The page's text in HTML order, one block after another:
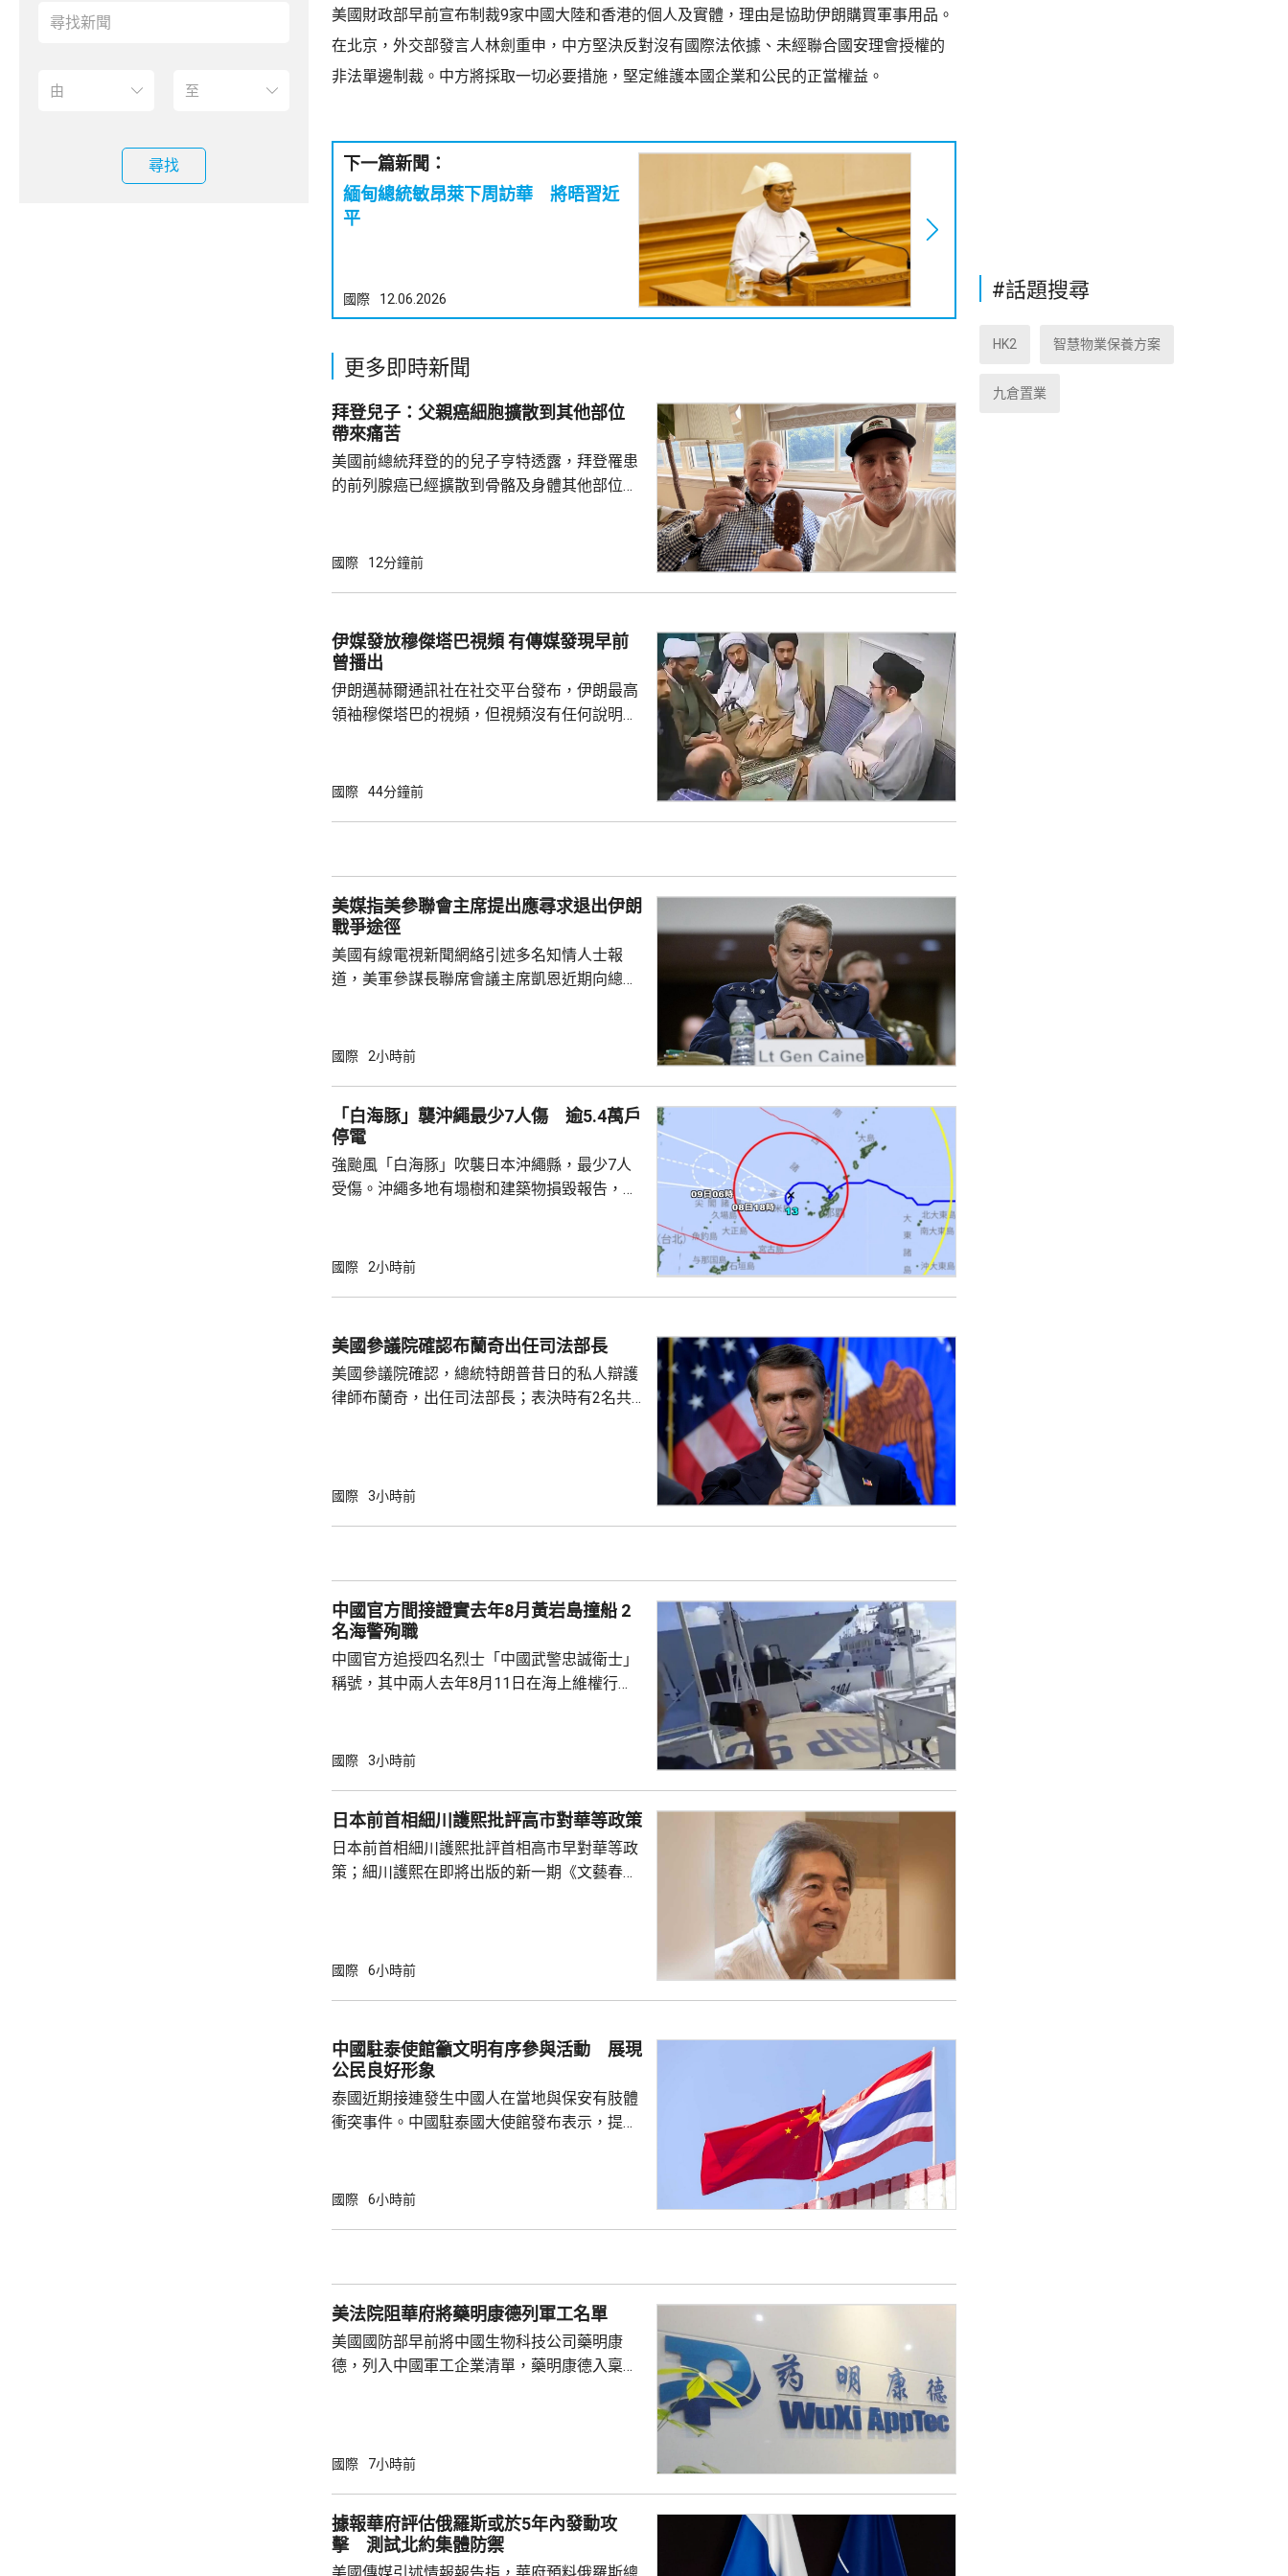
尋找
美國財政部早前宣布制裁9家中國大陸和香港的個人及實體，理由是協助伊朗購買軍事用品。
在北京，外交部發言人林劍重申，中方堅決反對沒有國際法依據、未經聯合國安理會授權的
非法單邊制裁。中方將採取一切必要措施，堅定維護本國企業和公民的正當權益。
下一篇新聞：
緬甸總統敏昂萊下周訪華 將晤習近
平
國際 12.06.2026
更多即時新聞
拜登兒子：父親癌細胞擴散到其他部位
帶來痛苦
美國前總統拜登的的兒子亨特透露，拜登罹患
的前列腺癌已經擴散到骨骼及身體其他部位，
人非常難過，指癌細胞已經擴散，在很多方面
紀最大的總統，在4年任期內，他的年齡及健
康狀況一直受關注。他前年6月同當時的共和
國際 12分鐘前
伊媒發放穆傑塔巴視頻 有傳媒發現早前
曾播出
伊朗邁赫爾通訊社在社交平台發布，伊朗最高
領袖穆傑塔巴的視頻，但視頻沒有任何說明，
於穆傑塔巴的紀錄片中出現過，當時穆傑塔巴
已被緊急送往醫院，可能隨時死亡。 穆傑塔巴
3月接替亡父哈梅內伊出任伊朗最高領...
國際 44分鐘前
美媒指美參聯會主席提出應尋求退出伊朗
戰爭途徑
美國有線電視新聞網絡引述多名知情人士報
道，美軍參謀長聯席會議主席凱恩近期向總統
討，表達對升級伊朗軍事行動的憂慮，並提出
朗，來達成作戰目標，但凱恩等官員認為不太
可能實現。他們希望讓特朗普意識到，即便是
小規模的軍事升級也可能引發負面效應，...
國際 2小時前
「白海豚」襲沖繩最少7人傷 逾5.4萬戶
停電
強颱風「白海豚」吹襲日本沖繩縣，最少7人
受傷。沖繩多地有塌樹和建築物損毀報告，有
縣奄美群島亦有近4萬戶停電，幾百人疏散到
最大風速每小時162公里，陣風最大風速每小
時216公里。沖繩部分地區24小時雨量超過
200毫米，預計「白海豚」移動速...
國際 2小時前
美國參議院確認布蘭奇出任司法部長
美國參議院確認，總統特朗普昔日的私人辯護
律師布蘭奇，出任司法部長；表決時有2名共
邦迪後，由52歲的布蘭奇擔任代理司法部長。
國際 3小時前
中國官方間接證實去年8月黃岩島撞船 2
名海警殉職
中國官方追授四名烈士「中國武警忠誠衛士」
稱號，其中兩人去年8月11日在海上維權行動
意味中國時隔一年首次間接證實撞船事件造成
去年8月11日參與南海一線維權行動犧牲，被
追記一等功。25歲的程龍同日在海上維權行動
中不幸犧牲，同樣追記一等功。...
國際 3小時前
日本前首相細川護熙批評高市對華等政策
日本前首相細川護熙批評首相高市早對華等政
策；細川護熙在即將出版的新一期《文藝春
施，打破僵局，難免被批評是不負責任。他認
方面，看不出有什麼戰略。 對於上月國會通過
修改後的新版《皇室典範》，細川批評是執...
國際 6小時前
中國駐泰使館籲文明有序參與活動 展現
公民良好形象
泰國近期接連發生中國人在當地與保安有肢體
衝突事件。中國駐泰國大使館發布表示，提醒
定，文明旅遊、禮貌待人，展現中國公民良好
場、拍攝、攜帶物品等要求，如發生糾紛或合
法權益受到侵害，應保持冷靜，依法理性維...
國際 6小時前
美法院阻華府將藥明康德列軍工名單
美國國防部早前將中國生物科技公司藥明康
德，列入中國軍工企業清單，藥明康德入稟法
決表示歡迎，認為此舉減輕公司被列入名單所
里巴巴、百度及比亞迪等中國企業，列為支援
中國軍方的實體，多間被列入名單的公司事...
國際 7小時前
據報華府評估俄羅斯或於5年內發動攻
擊 測試北約集體防禦
#話題搜尋
HK2 智慧物業保養方案
九倉置業